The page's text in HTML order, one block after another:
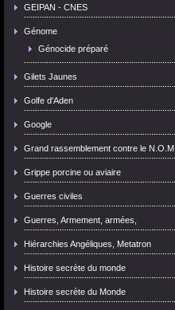
GEIPAN - CNES
Génome
Génocide préparé
Gilets Jaunes
Golfe d'Aden
Google
Grand rassemblement contre le N.O.M.
Grippe porcine ou aviaire
Guerres civiles
Guerres, Armement, armées,
Hiérarchies Angéliques, Metatron
Histoire secrète du monde
Histoire secrète du Monde